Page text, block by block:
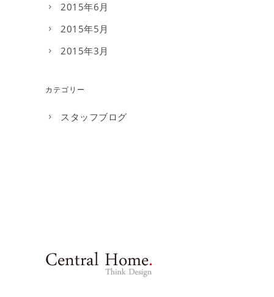
2015年6月
2015年5月
2015年3月
カテゴリー
スタッフブログ